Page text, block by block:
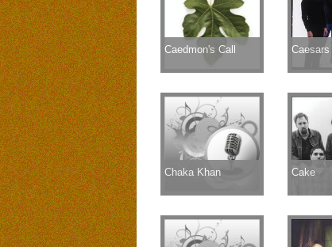
Caedmon's Call Caesars
Chaka Khan Cake